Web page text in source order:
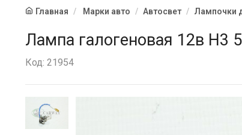
Главная Марки авто Автосвет Лампочки
Лампа галогеновая 12в Н3
Код: 21954